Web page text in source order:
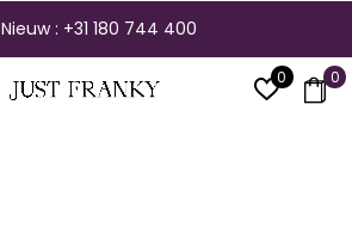
0 0
Nieuw : +31 180 744 400